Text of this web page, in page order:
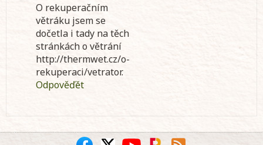
O rekuperačním
větráku jsem se
dočetla i tady na těch
stránkách o větrání
http://thermwet.cz/o-
rekuperaci/vetrator.
Odpověďět